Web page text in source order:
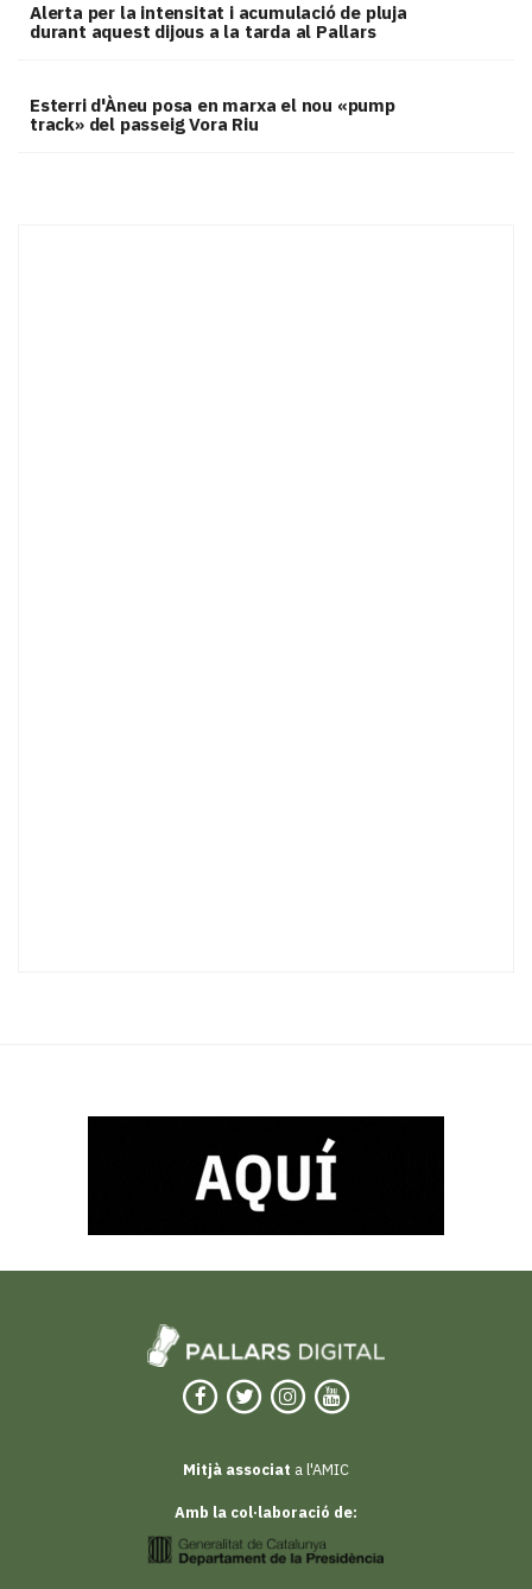
Alerta per la intensitat i acumulació de pluja
durant aquest dijous a la tarda al Pallars
Esterri d'Àneu posa en marxa el nou «pump
track» del passeig Vora Riu
Mitjà associat a l'AMIC
Amb la col·laboració de: